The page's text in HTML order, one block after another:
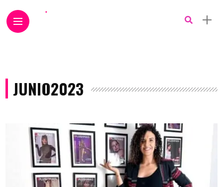
JUNIO2023